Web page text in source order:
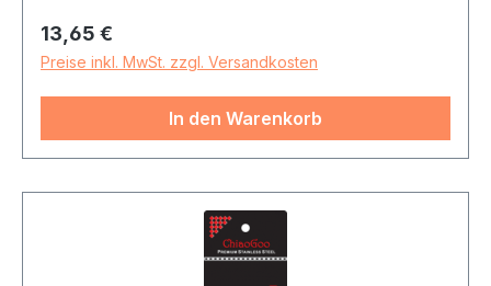
Regulärer Preis:
13,65 €
Preise inkl. MwSt. zzgl. Versandkosten
In den Warenkorb